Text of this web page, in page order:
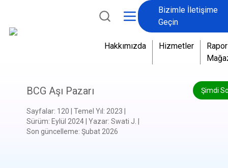
Bizimle İletişime
Geçin
Hakkımızda Hizmetler
Rapor
Şimdi
BCG Aşı Pazarı
Sayfalar: 120 Temel Yıl : 2023
Sürüm: Eylül 2024| Yazar: Swati J.
Son güncelleme: Şubat 2026